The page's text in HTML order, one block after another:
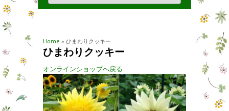
You are here
Home » ひまわりクッキー
ひまわりクッキー
オンラインショップへ戻る